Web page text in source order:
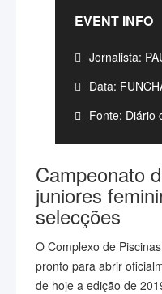
EVENT INFO
Jornalista:
Data:
Fonte: Diário
Campeonato
juniores
selecções
O Complexo de
pronto para abrir
de hoje a edição de